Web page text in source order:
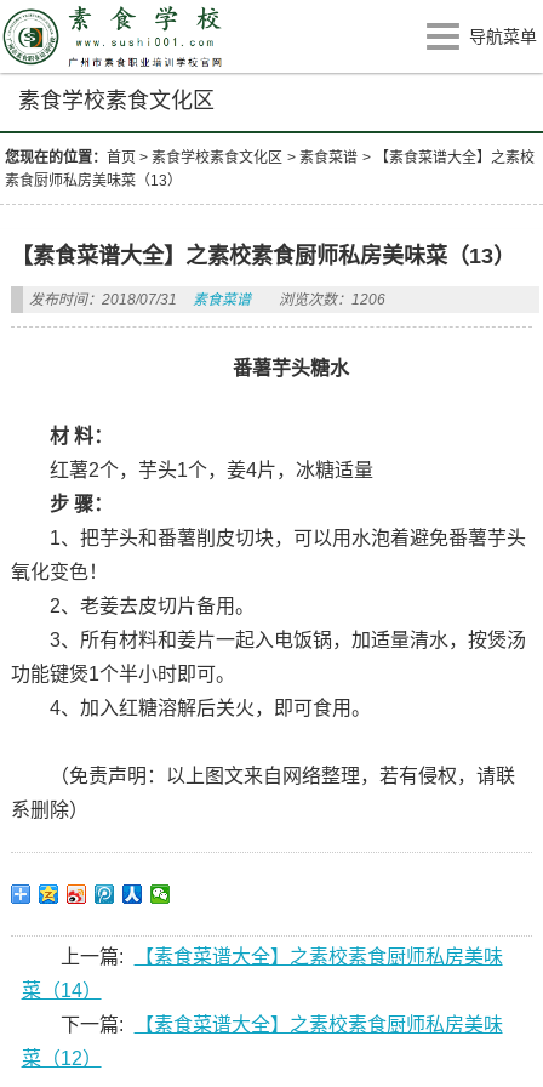
导航菜单
素食学校素食文化区
您现在的位置：首页 >素食学校素食文化区 >素食菜谱 >
【素食菜谱大全】之素校
素食厨师私房美味菜（13）
【素食菜谱大全】之素校素食厨师私房美味菜（13）
发布时间：2018/07/31 素食菜谱 浏览次数：1206
番薯芋头糖水
材 料：
红薯2个，芋头1个，姜4片，冰糖适量
步 骤：
1、把芋头和番薯削皮切块，可以用水泡着避免番薯芋头
氧化变色！
2、老姜去皮切片备用。
3、所有材料和姜片一起入电饭锅，加适量清水，按煲汤
功能键煲1个半小时即可。
4、加入红糖溶解后关火，即可食用。
（免责声明：以上图文来自网络整理，若有侵权，请联
系删除）
上一篇:
【素食菜谱大全】之素校素食厨师私房美味
菜（14）
下一篇:
【素食菜谱大全】之素校素食厨师私房美味
菜（12）